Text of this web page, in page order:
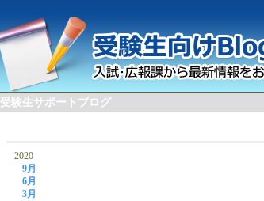
受験生サポートブログ
2020
9月
6月
3月